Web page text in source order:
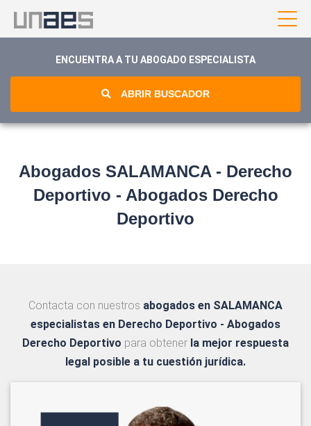
ENCUENTRA A TU ABOGADO ESPECIALISTA
ABRIR BUSCADOR
Abogados SALAMANCA - Derecho
Deportivo - Abogados Derecho
Deportivo
Contacta con nuestros abogados en SALAMANCA
especialistas en Derecho Deportivo - Abogados
Derecho Deportivo para obtener la mejor respuesta
legal posible a tu cuestión jurídica.